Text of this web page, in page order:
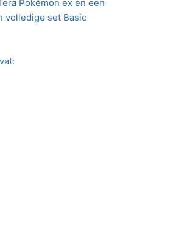
Pokémon ex en een
volledige set Basic